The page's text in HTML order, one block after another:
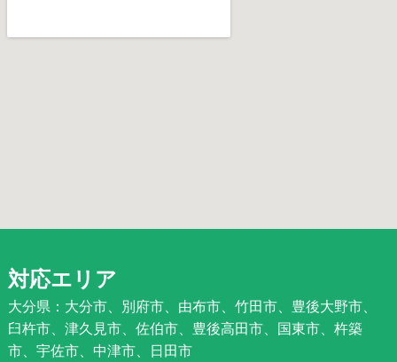
対応エリア
大分県：大分市、別府市、由布市、竹田市、豊後大野市、
臼杵市、津久見市、佐伯市、豊後高田市、国東市、杵築
市、宇佐市、中津市、日田市